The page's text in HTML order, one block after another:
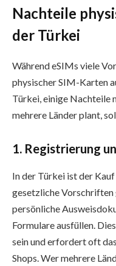
Nachteile
der Türkei
Während eSIMs viele
physischer SIM-Karten
Türkei, einige Nachteile
mehrere Länder plant,
1. Registrierung
In der Türkei ist der
gesetzliche Vorschriften
persönliche
Formulare ausfüllen.
sein und erfordert oft
Shops. Wer mehrere